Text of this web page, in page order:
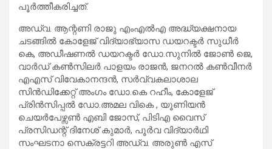
പൂർത്തീകരിച്ചത്.
അഡ്വ. ആന്റണി രാജു എംഎൽഎ അദ്ധ്യക്ഷനായ
ചടങ്ങിൽ കോളേജ് വിദ്യാഭ്യാസ ഡയറക്ടർ സുധീർ
കെ, അഡീഷണൽ ഡയറക്ടർ ഡോ.സുനിൽ ജോൺ ജെ,
വാർഡ് കൺസിലർ പാളയം രാജൻ, ജനറൽ കൺവീനർ
എഎസ് വിവേകാനന്ദൻ, സർവ്വകലാശാല
സിൻഡിക്കേറ്റ് അംഗം ഡോ.കെ റഹീം, കോളേജ്
പ്രിൻസിപ്പൽ ഡോ.അമല വികെ , യൂണിയൻ
ചെയർപേഴ്സൺ എബി ജോസ്, പിടിഎ വൈസ്
പ്രസിഡന്റ് ദിനേശ് കുമാർ, പൂർവ വിദ്യാർഥി
സംഘടനാ സെക്രട്ടറി അഡ്വ. അരുൺ എസ്